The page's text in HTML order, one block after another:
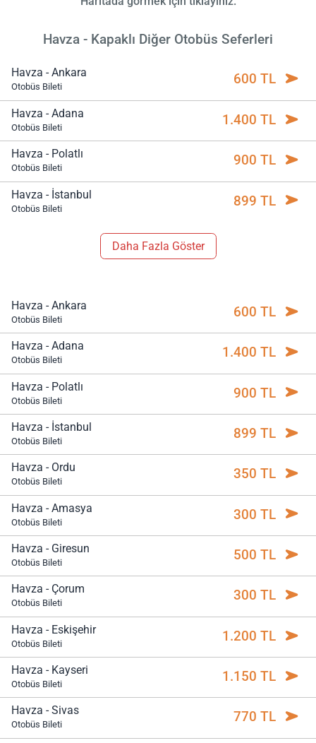
Havza - Kapaklı Diğer Otobüs Seferleri
Havza - Ankara
Otobüs Bileti 600 TL
Havza - Adana
Otobüs Bileti 1.400 TL
Havza - Polatlı
Otobüs Bileti 900 TL
Havza - İstanbul
Otobüs Bileti 899 TL
Daha Fazla Göster
Havza - Ankara
Otobüs Bileti 600 TL
Havza - Adana
Otobüs Bileti 1.400 TL
Havza - Polatlı
Otobüs Bileti 900 TL
Havza - İstanbul
Otobüs Bileti 899 TL
Havza - Ordu
Otobüs Bileti 350 TL
Havza - Amasya
Otobüs Bileti 300 TL
Havza - Giresun
Otobüs Bileti 500 TL
Havza - Çorum
Otobüs Bileti 300 TL
Havza - Eskişehir
Otobüs Bileti 1.200 TL
Havza - Kayseri
Otobüs Bileti 1.150 TL
Havza - Sivas
Otobüs Bileti 770 TL